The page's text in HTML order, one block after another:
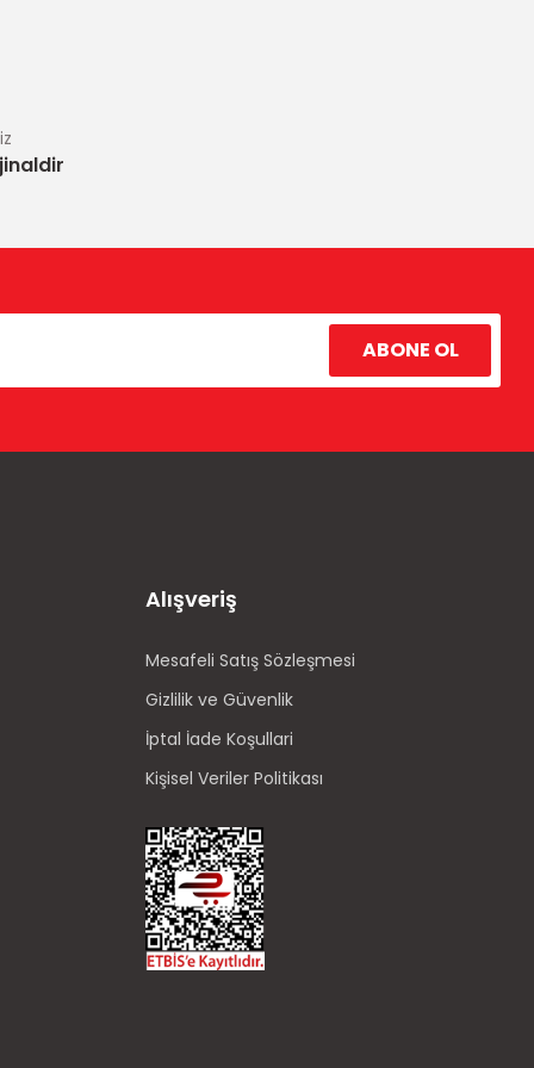
ABONE OL
Alışveriş
Mesafeli Satış Sözleşmesi
Gizlilik ve Güvenlik
İptal İade Koşullari
Kişisel Veriler Politikası